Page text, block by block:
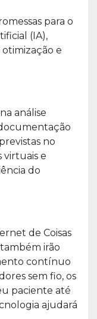
para o
(IA),
e
análise
no
virtuais e
do
de Coisas
irão
contínuo
sem fio, os
paciente até
ajudará